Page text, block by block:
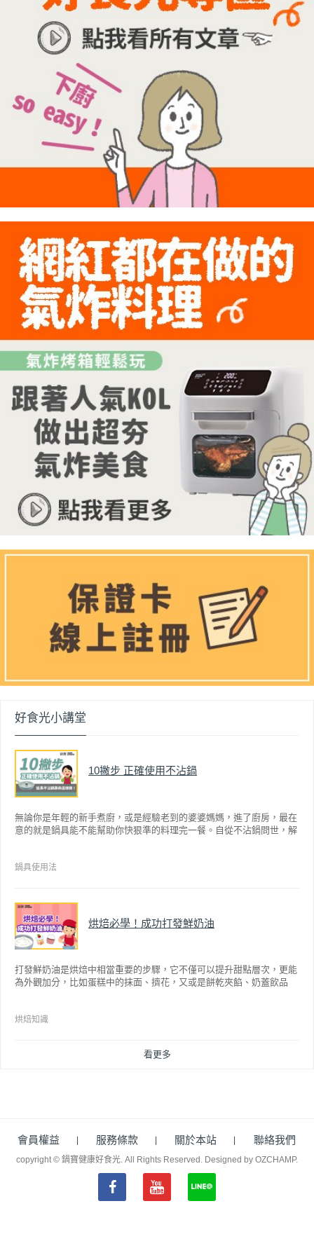
好食光小講堂
10撇步 正確使用不沾鍋
無論你是年輕的新手煮廚，或是經驗老到的婆婆媽媽，進了廚房，最在
意的就是鍋具能不能幫助你快狠準的料理完一餐。自從不沾鍋問世，解
因此金鑽不沾系列的鍋具，更年年穩居銷售排行榜的前幾名。然而如何
鍋具使用法
烘焙必學！成功打發鮮奶油
打發鮮奶油是烘焙中相當重要的步驟，它不僅可以提升甜點層次，更能
為外觀加分，比如蛋糕中的抹面、擠花，又或是餅乾夾餡、奶蓋飲品
烘焙知識
看更多
會員權益 服務條款 關於本站 聯絡我們
copyright © 鍋寶健康好食光. All Rights Reserved. Designed by OZCHAMP.